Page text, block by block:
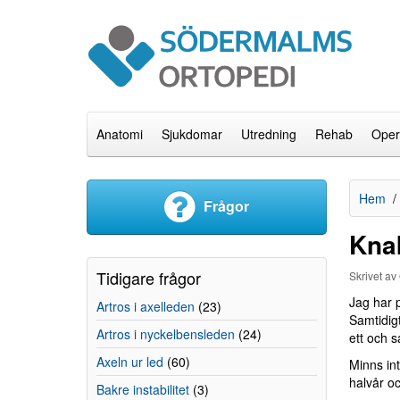
Anatomi Sjukdomar Utredning Rehab
Hem
Skrivet av
Jag har
ett och
Minns
halvår
Frågor
Tidigare frågor
Artros i axelleden (23)
Artros i nyckelbensleden (24)
Axeln ur led (60)
Bakre instabilitet (3)